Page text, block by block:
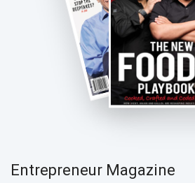
Entrepreneur Magazine